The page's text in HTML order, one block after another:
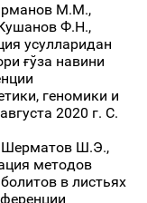
М.М.,
Ф.Н.,
усулларидан
ғўза навини
геномики и
2020 г. С.
Шерматов Ш.Э.,
методов
в листьях